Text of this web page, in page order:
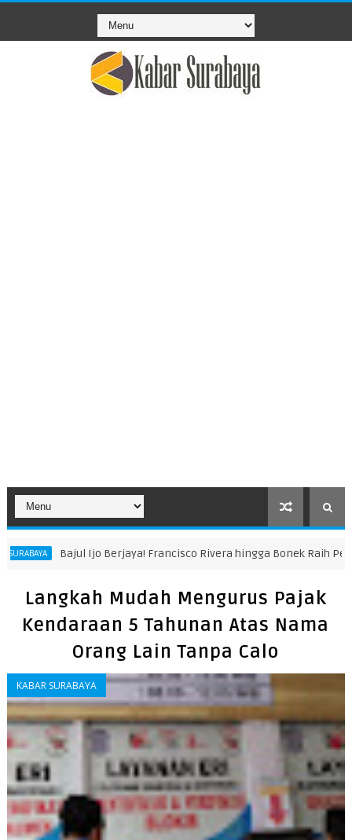
Bajul Ijo Berjaya! Francisco Rivera hingga Bonek Raih
Langkah Mudah Mengurus Pajak
Kendaraan 5 Tahunan Atas Nama
Orang Lain Tanpa Calo
KABAR SURABAYA